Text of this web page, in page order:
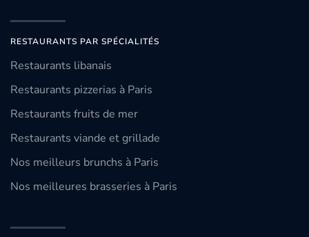
RESTAURANTS PAR SPÉCIALITÉS
Restaurants libanais
Restaurants pizzerias à Paris
Restaurants fruits de mer
Restaurants viande et grillade
Nos meilleurs brunchs à Paris
Nos meilleures brasseries à Paris